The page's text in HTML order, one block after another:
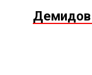
Демидов